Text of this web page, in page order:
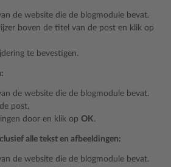
de website die de blogmodule bevat.
boven de titel van de post en klik op
te bevestigen.
de website die de blogmodule bevat.
post.
door en klik op OK.
alle tekst en afbeeldingen:
de website die de blogmodule bevat.